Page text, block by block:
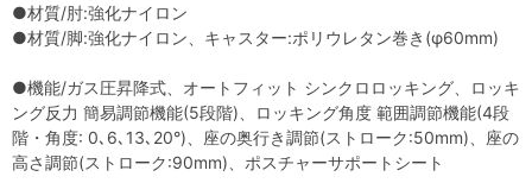
●材質/肘:強化ナイロン
●材質/脚:強化ナイロン、キャスター:ポリウレタン巻き(φ60mm)
●機能/ガス圧昇降式、オートフィット シンクロロッキング、ロッキ
ング反力 簡易調節機能(5段階)、ロッキング角度 範囲調節機能(4段
階・角度: 0､6､13､20°)、座の奥行き調節(ストローク:50mm)、座の
高さ調節(ストローク:90mm)、ポスチャーサポートシート